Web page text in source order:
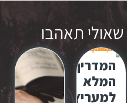
שאולי תאהבו
המדריך
המלא
למעריץ